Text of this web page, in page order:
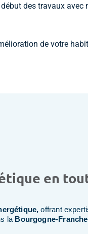
des travaux avec
de votre
en
offrant
la Bourgogne-